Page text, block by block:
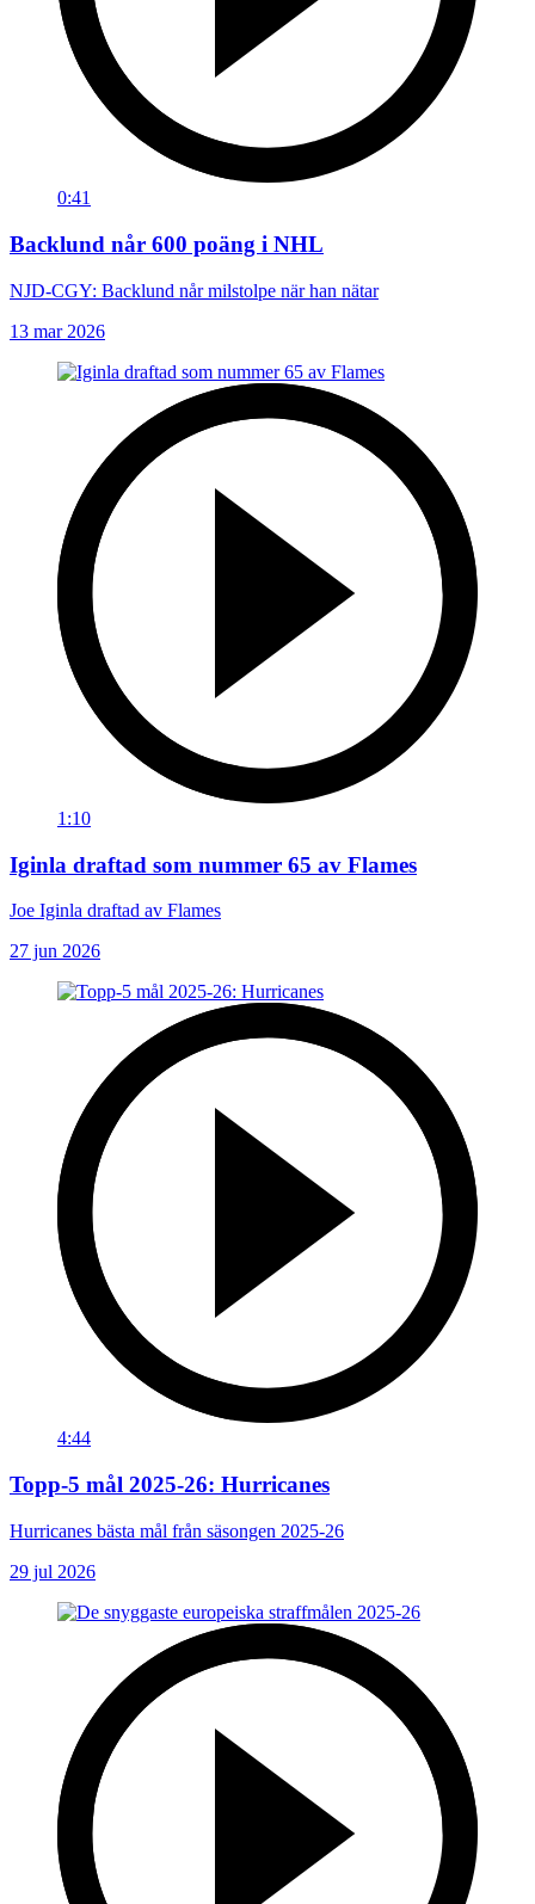
0:41
Backlund når 600 poäng i NHL
NJD-CGY: Backlund når milstolpe när han nätar
13 mar 2026
1:10
Iginla draftad som nummer 65 av Flames
Joe Iginla draftad av Flames
27 jun 2026
4:44
Topp-5 mål 2025-26: Hurricanes
Hurricanes bästa mål från säsongen 2025-26
29 jul 2026